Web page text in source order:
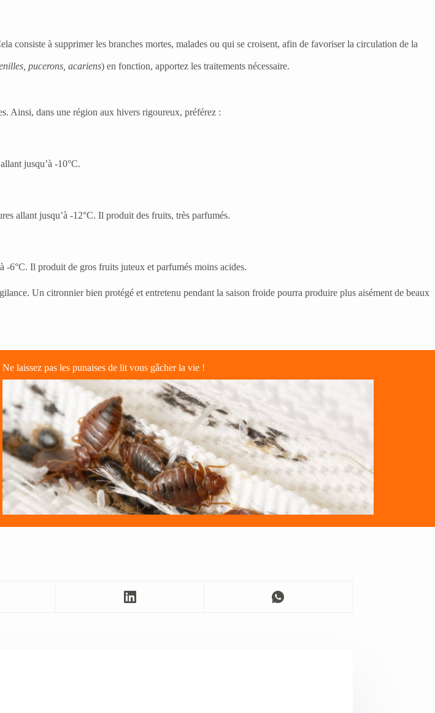
consiste à supprimer les branches mortes, malades ou qui se croisent, afin de favoriser la circulation de la
pucerons, acariens) en fonction, apportez les traitements nécessaire.
Ainsi, dans une région aux hivers rigoureux, préférez :
jusqu’à -10°C.
allant jusqu’à -12°C. Il produit des fruits, très parfumés.
-6°C. Il produit de gros fruits juteux et parfumés moins acides.
Un citronnier bien protégé et entretenu pendant la saison froide pourra produire plus aisément de beaux
Ne laissez pas les punaises de lit vous gâcher la vie !